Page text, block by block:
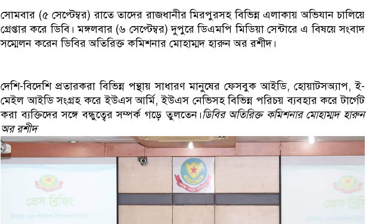
সোমবার (৫ সেপ্টেম্বর) রাতে তাদের রাজধানীর মিরপুরসহ বিভিন্ন এলাকায় অভিযান চালিয়ে
গ্রেপ্তার করে ডিবি। মঙ্গলবার (৬ সেপ্টেম্বর) দুপুরে ডিএমপি মিডিয়া সেন্টারে এ বিষয়ে সংবাদ
সম্মেলন করেন ডিবির অতিরিক্ত কমিশনার মোহাম্মদ হারুন অর রশীদ।
দেশি-বিদেশি প্রতারকরা বিভিন্ন পন্থায় সাধারণ মানুষের ফেসবুক আইডি, হোয়াটসঅ্যাপ, ই-
মেইল আইডি সংগ্রহ করে ইউএস আর্মি, ইউএস নেভিসহ বিভিন্ন পরিচয় ব্যবহার করে টার্গেট
করা ব্যক্তিদের সঙ্গে বন্ধুত্বের সম্পর্ক গড়ে তুলতেন।ডিবির অতিরিক্ত কমিশনার মোহাম্মদ হারুন
অর রশীদ